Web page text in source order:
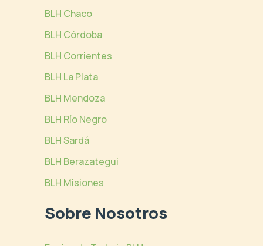
BLH Chaco
BLH Córdoba
BLH Corrientes
BLH La Plata
BLH Mendoza
BLH Río Negro
BLH Sardá
BLH Berazategui
BLH Misiones
Sobre Nosotros